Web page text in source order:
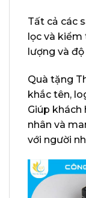
Tất cả các
lọc và kiểm
lượng và độ
Quà tặng
khắc tên,
Giúp khách
nhân và
với người